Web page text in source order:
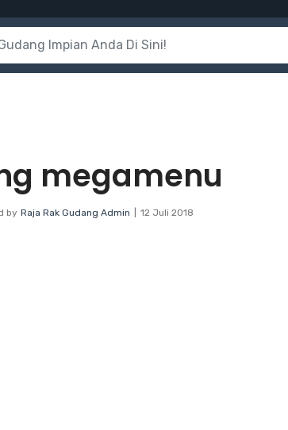
megamenu
by Raja Rak Gudang Admin 12 Juli 2018